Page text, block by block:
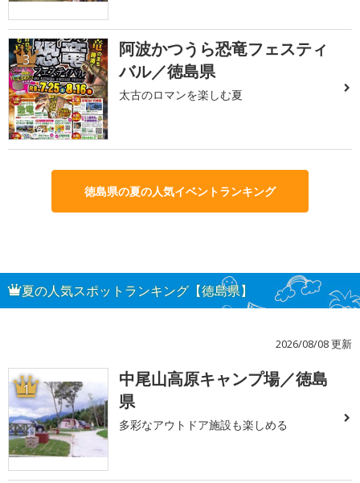
3
阿波かつうら恐竜フェスティ
バル／徳島県
太古のロマンを楽しむ夏
徳島県の夏の人気イベントランキング
夏の人気スポットランキング【徳島県】
2026/08/08 更新
1
中尾山高原キャンプ場／徳島
県
多彩なアウトドア施設も楽しめる